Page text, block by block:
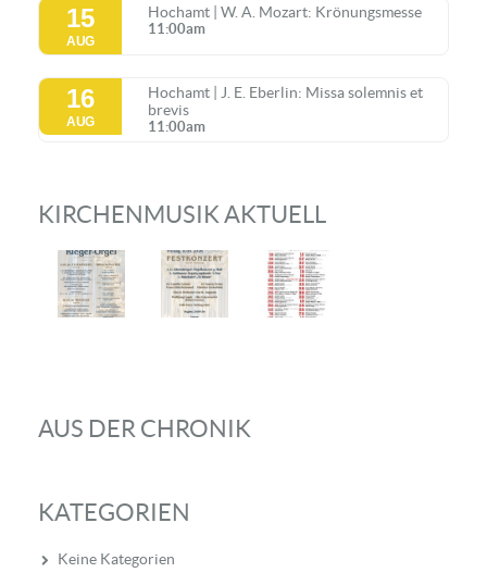
15
AUG
Hochamt | W. A. Mozart: Krönungsmesse
11:00am
16
AUG
Hochamt | J. E. Eberlin: Missa solemnis et
brevis
11:00am
KIRCHENMUSIK AKTUELL
AUS DER CHRONIK
KATEGORIEN
Keine Kategorien